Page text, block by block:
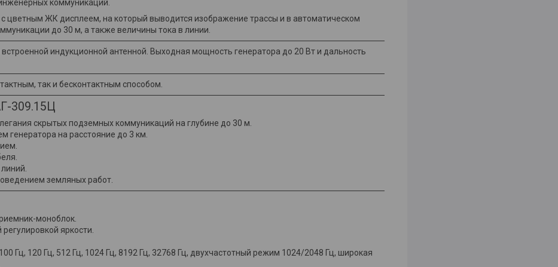
коммуникаций.
цветным ЖК дисплеем, на который выводится изображение трассы и в автоматическом
до 30 м, а также величины тока в линии.
индукционной антенной. Выходная мощность генератора до 20 Вт и дальность
так и бесконтактным способом.
309.15Ц
скрытых подземных коммуникаций на глубине до 30 м.
генератора на расстояние до 3 км.
земляных работ.
моноблок.
яркости.
Гц, 120 Гц, 512 Гц, 1024 Гц, 8192 Гц, 32768 Гц, двухчастотный режим 1024/2048 Гц, широкая